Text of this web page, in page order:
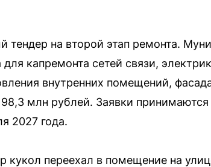
тендер на второй этап ремонта.
капремонта сетей связи,
внутренних помещений,
млн рублей. Заявки
2027 года.
кукол переехал в помещение на